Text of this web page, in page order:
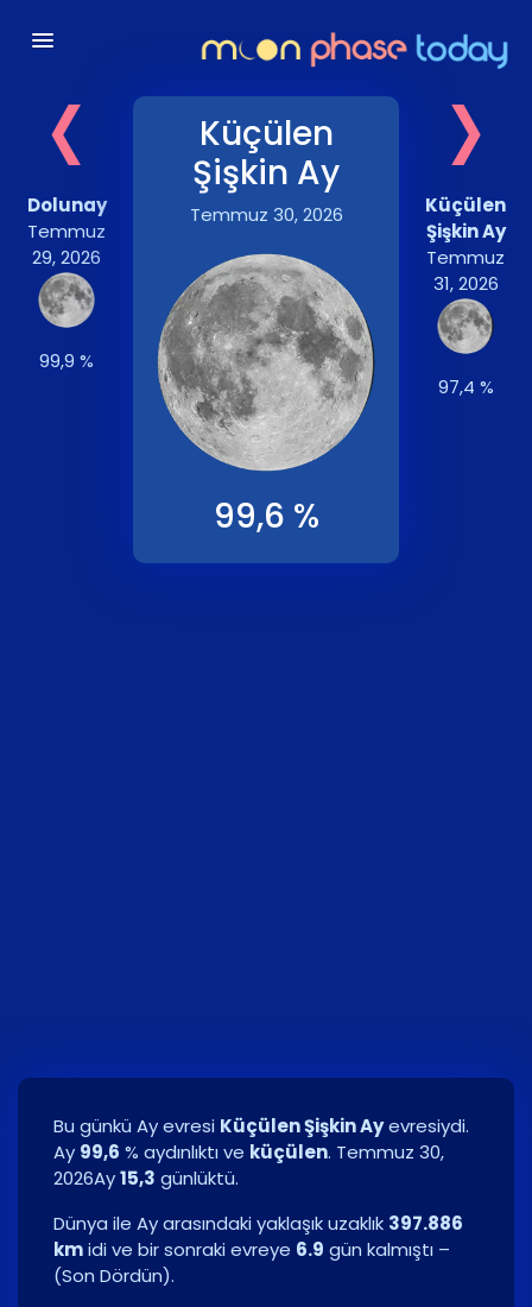
‹
Dolunay
Temmuz
29, 2026
99,9 %
Küçülen
Şişkin Ay
Temmuz 30, 2026
99,6 %
›
Küçülen
Şişkin Ay
Temmuz
31, 2026
97,4 %
Bu günkü Ay evresi Küçülen Şişkin Ayevresiydi.
Ay 99,6 % aydınlıktı ve küçülen. Temmuz 30,
2026Ay15,3 günlüktü.
Dünya ile Ay arasındaki yaklaşık uzaklık 397.886
kmidi ve bir sonraki evreye 6.9 gün kalmıştı –
(Son Dördün).